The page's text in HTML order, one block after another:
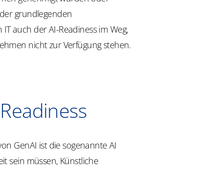
grundlegenden
auch der AI-Readiness im Weg,
nicht zur Verfügung stehen.
GenAI ist die sogenannte AI
sein müssen, Künstliche